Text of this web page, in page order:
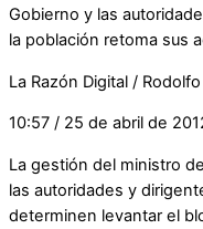
Gobierno y las
la población retoma sus
La Razón Digital /
10:57 / 25 de abril de
La gestión del ministro
las autoridades y
determinen levantar el